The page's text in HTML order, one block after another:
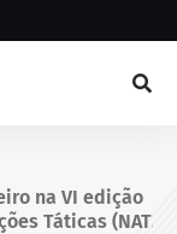
na VI edição
Táticas (NAT-